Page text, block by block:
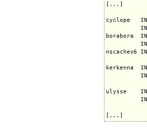
[...]
cyclope
borabora
nscachev6
kerkenna
ulysse    IN